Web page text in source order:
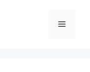
Menü